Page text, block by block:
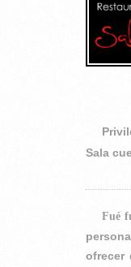
Sala
Fué
ofrecer